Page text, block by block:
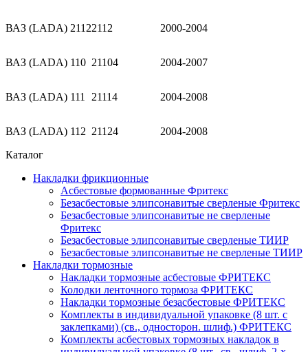
ВАЗ (LADA) 21122112 2000-2004
ВАЗ (LADA) 110 21104 2004-2007
ВАЗ (LADA) 111 21114 2004-2008
ВАЗ (LADA) 112 21124
2004-2008
Каталог
Накладки фрикционные
Асбестовые формованные Фритекс
Безасбестовые элипсонавитые сверленые Фритекс
Безасбестовые элипсонавитые не сверленые
Фритекс
Безасбестовые элипсонавитые сверленые ТИИР
Безасбестовые элипсонавитые не сверленые ТИИР
Накладки тормозные
Накладки тормозные асбестовые ФРИТЕКС
Колодки ленточного тормоза ФРИТЕКС
Накладки тормозные безасбестовые ФРИТЕКС
Комплекты в индивидуальной упаковке (8 шт. с
заклепками) (св., односторон. шлиф.) ФРИТЕКС
Комплекты асбестовых тормозных накладок в